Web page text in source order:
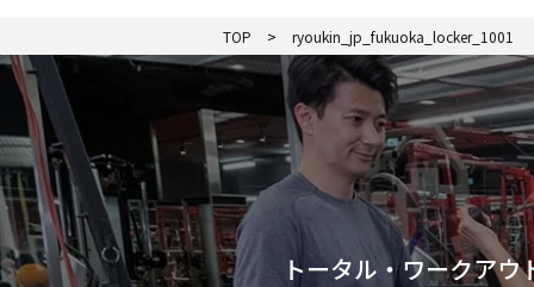
TOP ryoukin_jp_fukuoka_locker_1001
トータル・ワークア